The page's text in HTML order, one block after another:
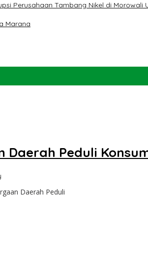
Perusahaan Tambang Nikel di Morowali
Marana
Daerah Peduli
Daerah Peduli